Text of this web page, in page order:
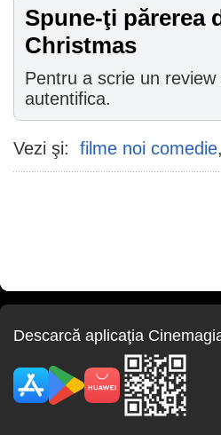
Spune-ţi părerea
Christmas
Pentru a scrie un
autentifica.
Vezi şi: filme noi comedie,
Descarcă aplicaţia